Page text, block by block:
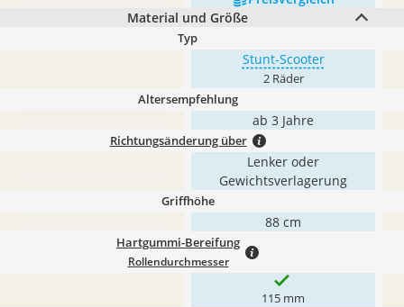
Material und Größe
Typ
Stunt-Scooter
2 Räder
Altersempfehlung
ab ‎3 Jahre
Richtungsänderung über
Lenker oder
Gewichtsverlagerung
Griffhöhe
88 cm
Hartgummi-Bereifung
Rollendurchmesser
115 mm